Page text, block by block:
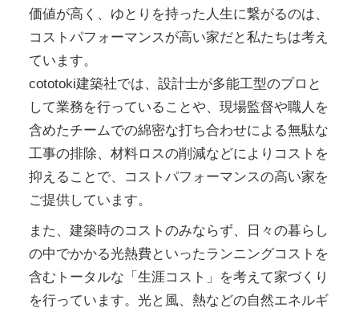
価値が高く、ゆとりを持った人生に繋がるのは、
コストパフォーマンスが高い家だと私たちは考え
ています。
cototoki建築社では、設計士が多能工型のプロと
して業務を行っていることや、現場監督や職人を
含めたチームでの綿密な打ち合わせによる無駄な
工事の排除、材料ロスの削減などによりコストを
抑えることで、コストパフォーマンスの高い家を
ご提供しています。
また、建築時のコストのみならず、日々の暮らし
の中でかかる光熱費といったランニングコストを
含むトータルな「生涯コスト」を考えて家づくり
を行っています。光と風、熱などの自然エネルギ